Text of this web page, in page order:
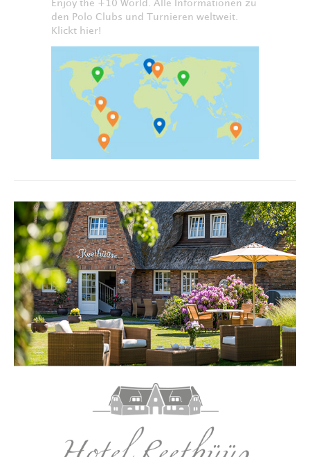
Enjoy the +10 World. Alle Informationen zu
den Polo Clubs und Turnieren weltweit.
Klickt hier!